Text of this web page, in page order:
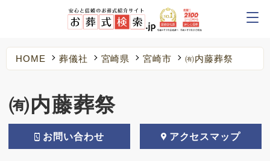
HOME 葬儀社 宮崎県 宮崎市 ㈲内藤葬祭
㈲内藤葬祭
お問い合わせ アクセスマップ